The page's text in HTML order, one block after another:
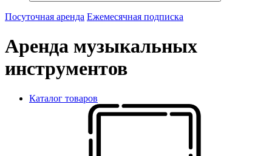
Посуточная аренда Ежемесячная подписка
Аренда музыкальных
инструментов
Каталог товаров